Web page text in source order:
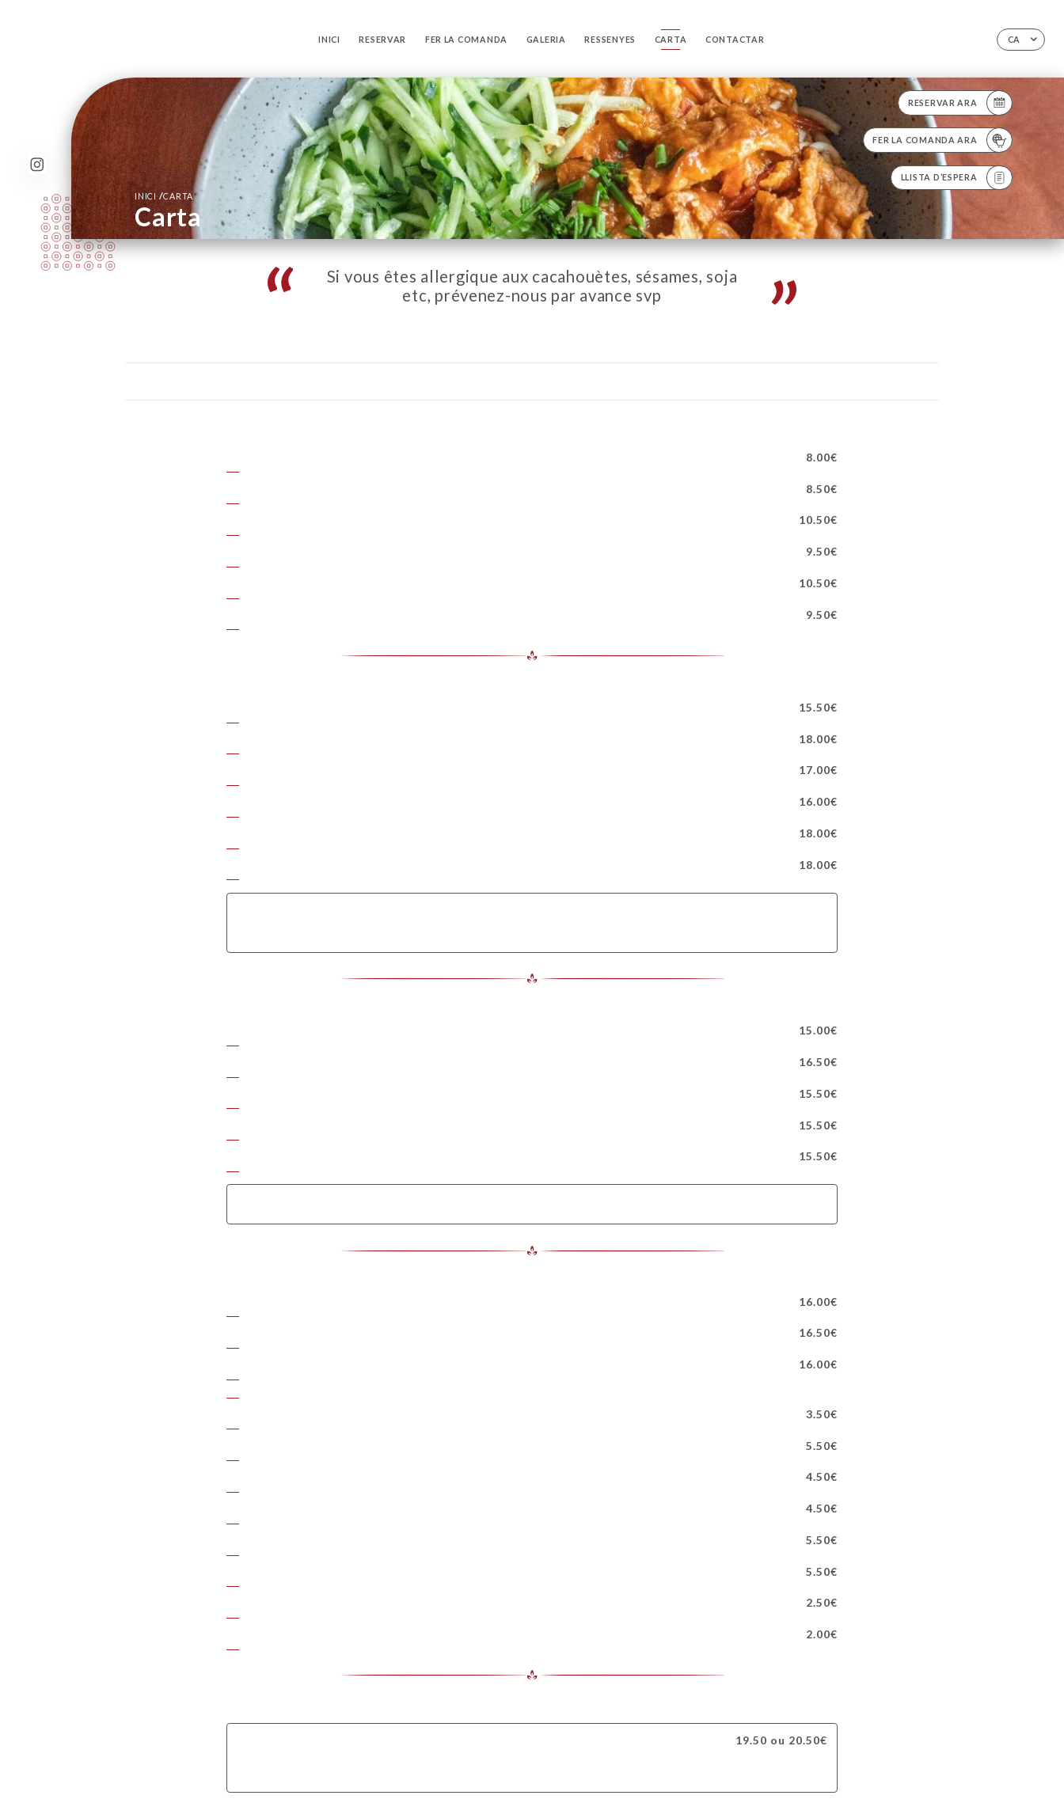
CA
INICI RESERVAR FER LA COMANDA GALERIA RESSENYES CARTA CONTACTAR
RESERVAR ARA
FER LA COMANDA ARA
LLISTA D’ESPERA
INICI /CARTA
Carta
Si vous êtes allergique aux cacahouètes, sésames, soja
etc, prévenez-nous par avance svp
8.00€
8.50€
10.50€
9.50€
10.50€
9.50€
15.50€
18.00€
17.00€
16.00€
18.00€
18.00€
15.00€
16.50€
15.50€
15.50€
15.50€
16.00€
16.50€
16.00€
3.50€
5.50€
4.50€
4.50€
5.50€
5.50€
2.50€
2.00€
19.50 ou 20.50€